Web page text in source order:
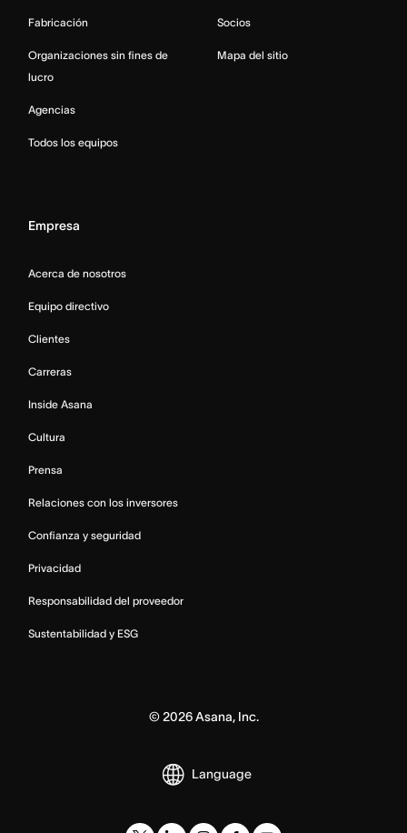
Fabricación
Organizaciones sin fines de
lucro
Agencias
Todos los equipos
Socios
Mapa del sitio
Empresa
Acerca de nosotros
Equipo directivo
Clientes
Carreras
Inside Asana
Cultura
Prensa
Relaciones con los inversores
Confianza y seguridad
Privacidad
Responsabilidad del proveedor
Sustentabilidad y ESG
©2026Asana, Inc.
Language